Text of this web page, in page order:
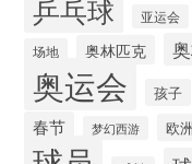
乒乓球 亚运会
场地 奥林匹克
奥运会 孩子
春节 梦幻西游 欧